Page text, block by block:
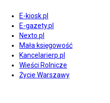
E-kiosk.pl
E-gazety.pl
Nexto.pl
Mała księgowość
Kancelarierp.pl
Wieści Rolnicze
Życie Warszawy